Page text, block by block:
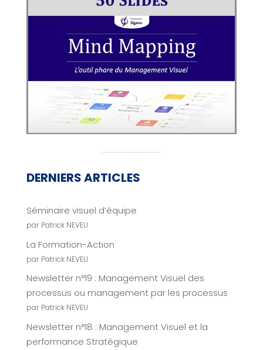
DERNIERS ARTICLES
Séminaire visuel d’équipe
par Patrick NEVEU
La Formation-Action
par Patrick NEVEU
Newsletter n°19 : Management Visuel des
processus ou management par les processus
par Patrick NEVEU
Newsletter n°18 : Management Visuel et la
performance Stratégique